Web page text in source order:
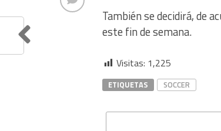
También se decidirá, de
este fin de semana.
Visitas: 1,225
ETIQUETAS SOCCER